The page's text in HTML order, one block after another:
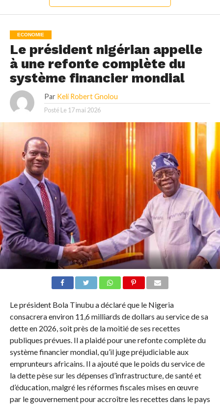
ECONOMIE
Le président nigérian appelle
à une refonte complète du
système financier mondial
Par Keli Robert Gnolou
Posté Le 17 mai 2026
Le président Bola Tinubu a déclaré que le Nigeria
consacrera environ 11,6 milliards de dollars au service de sa
dette en 2026, soit près de la moitié de ses recettes
publiques prévues. Il a plaidé pour une refonte complète du
système financier mondial, qu’il juge préjudiciable aux
emprunteurs africains. Il a ajouté que le poids du service de
la dette pèse sur les dépenses d’infrastructure, de santé et
d’éducation, malgré les réformes fiscales mises en œuvre
par le gouvernement pour accroître les recettes dans le pays